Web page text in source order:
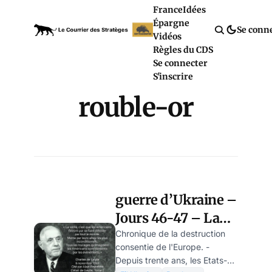
FranceIdées
Épargne
Vidéos
Règles du CDS
Se connecter
S'inscrire
Se
rouble-or
guerre d’Ukraine –
Jours 46-47 – La
propagande
kiévienne devient
Chronique de la destruction
consentie de l'Europe. -
Depuis trente ans, les Etats-